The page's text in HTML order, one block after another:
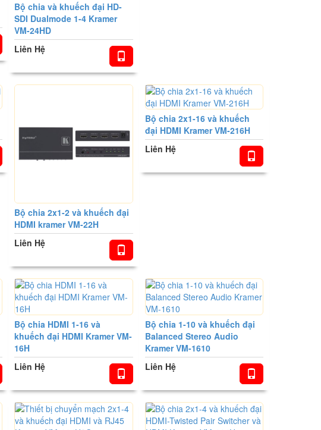
Bộ chia và khuếch đại HD-
SDI Dualmode 1-4 Kramer
VM-24HD
Liên Hệ
Bộ chia 2x1-2 và khuếch đại
HDMI kramer VM-22H
Liên Hệ
Bộ chia 2x1-16 và khuếch
đại HDMI Kramer VM-216H
Liên Hệ
Bộ chia HDMI 1-16 và
khuếch đại HDMI Kramer VM-
16H
Liên Hệ
Bộ chia 1-10 và khuếch đại
Balanced Stereo Audio
Kramer VM-1610
Liên Hệ